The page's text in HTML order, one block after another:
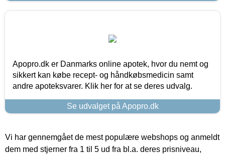
Apopro.dk er Danmarks online apotek, hvor du nemt og
sikkert kan købe recept- og håndkøbsmedicin samt
andre apoteksvarer. Klik her for at se deres udvalg.
Se udvalget på Apopro.dk
Vi har gennemgået de mest populære webshops og anmeldt
dem med stjerner fra 1 til 5 ud fra bl.a. deres prisniveau,